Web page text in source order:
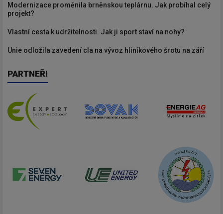
Modernizace proměnila brněnskou teplárnu. Jak probíhal celý
projekt?
Vlastní cesta k udržitelnosti. Jak ji sport staví na nohy?
Unie odložila zavedení cla na vývoz hliníkového šrotu na září
PARTNEŘI